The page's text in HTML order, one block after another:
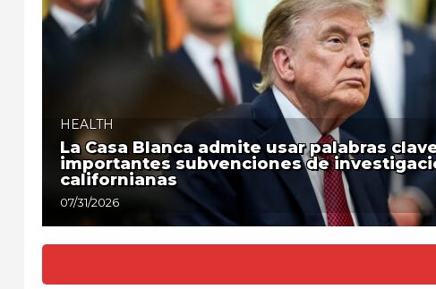
HEALTH
La Casa Blanca admite usar palabras
importantes subvenciones de
californianas
07/31/2026